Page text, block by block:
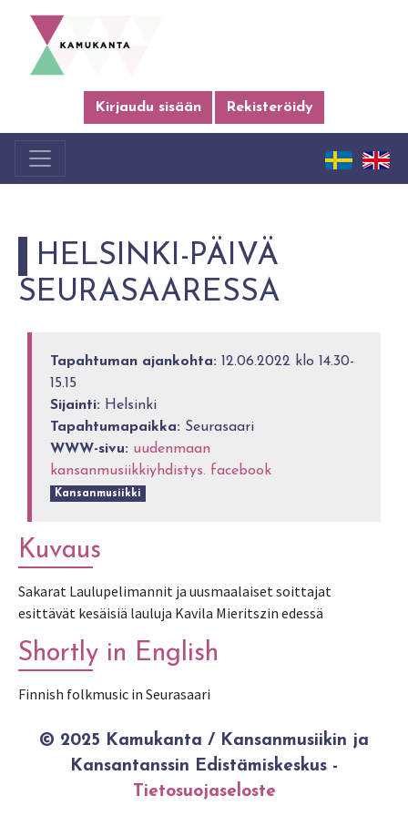
Kirjaudu sisään Rekisteröidy
HELSINKI-PÄIVÄ
SEURASAARESSA
Tapahtuman ajankohta: 12.06.2022 klo 14.30-
15.15
Sijainti: Helsinki
Tapahtumapaikka: Seurasaari
WWW-sivu: uudenmaan
kansanmusiikkiyhdistys. facebook
Kansanmusiikki
Kuvaus
Sakarat Laulupelimannit ja uusmaalaiset soittajat
esittävät kesäisiä lauluja Kavila Mieritszin edessä
Shortly in English
Finnish folkmusic in Seurasaari
© 2025 Kamukanta / Kansanmusiikin ja
Kansantanssin Edistämiskeskus -
Tietosuojaseloste